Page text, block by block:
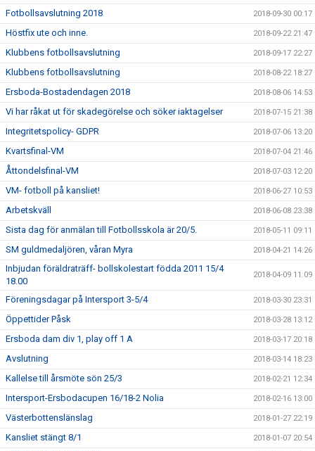
Fotbollsavslutning 2018 2018-09-30 00:17
Höstfix ute och inne. 2018-09-22 21:47
Klubbens fotbollsavslutning 2018-09-17 22:27
Klubbens fotbollsavslutning 2018-08-22 18:27
Ersboda-Bostadendagen 2018 2018-08-06 14:53
Vi har råkat ut för skadegörelse och söker iaktagelser 2018-07-15 21:38
Integritetspolicy- GDPR 2018-07-06 13:20
Kvartsfinal-VM 2018-07-04 21:46
Åttondelsfinal-VM 2018-07-03 12:20
VM- fotboll på kansliet! 2018-06-27 10:53
Arbetskväll 2018-06-08 23:38
Sista dag för anmälan till Fotbollsskola är 20/5. 2018-05-11 09:11
SM guldmedaljören, våran Myra 2018-04-21 14:26
Inbjudan föräldraträff- bollskolestart födda 2011 15/4
18.00
2018-04-09 11:09
Föreningsdagar på Intersport 3-5/4 2018-03-30 23:31
Öppettider Påsk 2018-03-28 13:12
Ersboda dam div 1, play off 1 A 2018-03-17 20:18
Avslutning 2018-03-14 18:23
Kallelse till årsmöte sön 25/3 2018-02-21 12:34
Intersport-Ersbodacupen 16/18-2 Nolia 2018-02-16 13:00
Västerbottenslänslag 2018-01-27 22:19
Kansliet stängt 8/1 2018-01-07 20:54